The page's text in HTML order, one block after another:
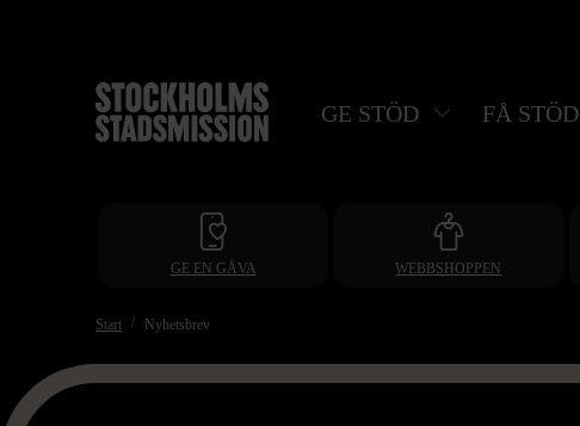
huvudinnehåll
GE STÖD FÅ STÖD
GE EN GÅVA WEBBSHOPPEN
Start Nyhetsbrev